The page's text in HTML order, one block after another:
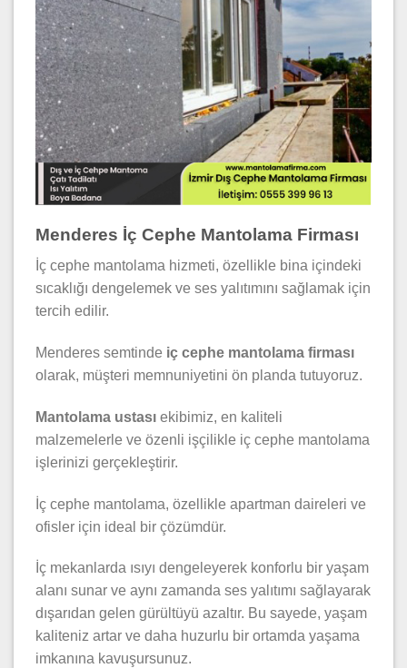
Menderes İç Cephe Mantolama Firması
İç cephe mantolama hizmeti, özellikle bina içindeki
sıcaklığı dengelemek ve ses yalıtımını sağlamak için
tercih edilir.
Menderes semtinde iç cephe mantolama firması
olarak, müşteri memnuniyetini ön planda tutuyoruz.
Mantolama ustası ekibimiz, en kaliteli
malzemelerle ve özenli işçilikle iç cephe mantolama
işlerinizi gerçekleştirir.
İç cephe mantolama, özellikle apartman daireleri ve
ofisler için ideal bir çözümdür.
İç mekanlarda ısıyı dengeleyerek konforlu bir yaşam
alanı sunar ve aynı zamanda ses yalıtımı sağlayarak
dışarıdan gelen gürültüyü azaltır. Bu sayede, yaşam
kaliteniz artar ve daha huzurlu bir ortamda yaşama
imkanına kavuşursunuz.